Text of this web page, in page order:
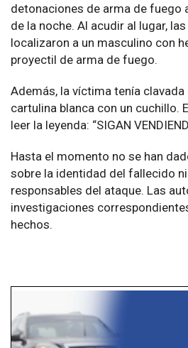
detonaciones de arma de fuego
de la noche. Al acudir al lugar,
localizaron a un masculino con
proyectil de arma de fuego.
Además, la víctima tenía clavada
cartulina blanca con un cuchillo.
leer la leyenda: “SIGAN
Hasta el momento no se han
sobre la identidad del fallecido
responsables del ataque. Las
investigaciones
hechos.